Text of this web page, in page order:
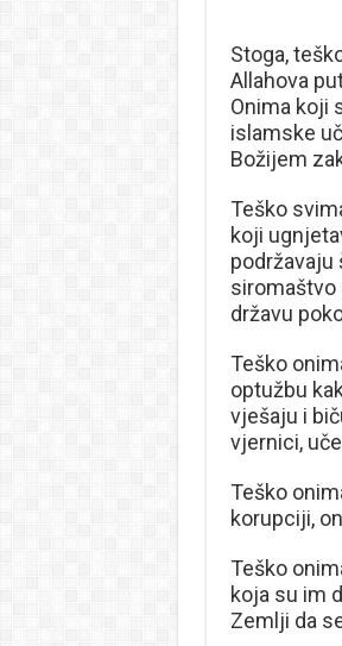
Stoga,
Allahova
Onima koji
islamske
Božijem
Teško
koji
podržavaju
siromaštvo
državu
Teško
optužbu
vješaju i
vjernici,
Teško
korupciji,
Teško
koja su im
Zemlji da